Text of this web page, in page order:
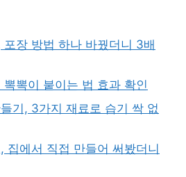
장 방법 하나 바꿨더니 3배
뽁이 붙이는 법 효과 확인
기, 3가지 재료로 습기 싹 없
집에서 직접 만들어 써봤더니